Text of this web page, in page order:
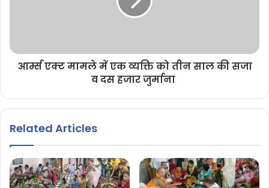
आर्म्स एक्ट मामले में एक व्यक्ति को तीन साल की सजा
व दस हजार जुर्माना
Related Articles